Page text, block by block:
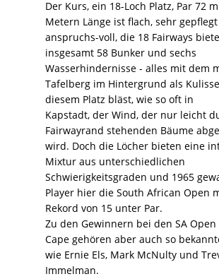
Der Kurs, ein 18-Loch Platz, Par 72
Metern Länge ist flach, sehr
anspruchs-voll, die 18 Fairways
insgesamt 58 Bunker und sechs
Wasserhindernisse - alles mit dem
Tafelberg im Hintergrund als
diesem Platz bläst, wie so oft in
Kapstadt, der Wind, der nur leicht
Fairwayrand stehenden Bäume
wird. Doch die Löcher bieten eine
Mixtur aus unterschiedlichen
Schwierigkeitsgraden und 1965
Player hier die South African Open
Rekord von 15 unter Par.
Zu den Gewinnern bei den SA Open
Cape gehören aber auch so
wie Ernie Els, Mark McNulty und
Immelman.